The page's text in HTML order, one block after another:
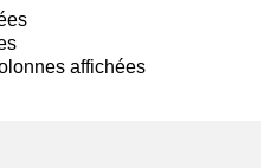
affichées